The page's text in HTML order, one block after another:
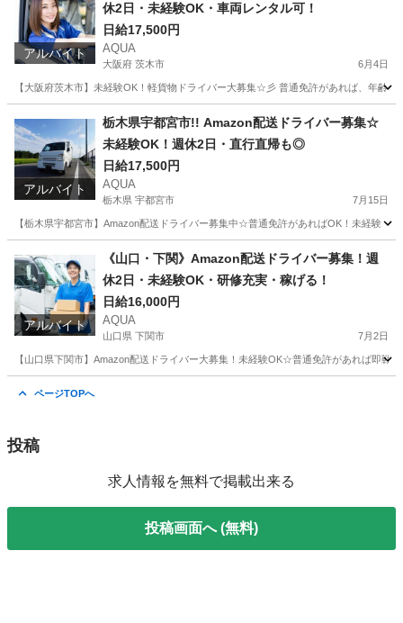
アルバイト
休2日・未経験OK・車両レンタル可！
日給17,500円
AQUA
大阪府 茨木市 6月4日
【大阪府茨木市】未経験OK！軽貨物ドライバー大募集☆彡 普通免許があれば、年齢
ドライバー
アルバイト
栃木県宇都宮市!! Amazon配送ドライバー募集☆
未経験OK！週休2日・直行直帰も◎
日給17,500円
AQUA
栃木県 宇都宮市 7月15日
【栃木県宇都宮市】Amazon配送ドライバー募集中☆普通免許があればOK！未経験・
ドライバー
アルバイト
《山口・下関》Amazon配送ドライバー募集！週
休2日・未経験OK・研修充実・稼げる！
日給16,000円
AQUA
山口県 下関市 7月2日
【山口県下関市】Amazon配送ドライバー大募集！未経験OK☆普通免許があれば即
ページTOPへ
投稿
求人情報を無料で掲載出来る
投稿画面へ (無料)